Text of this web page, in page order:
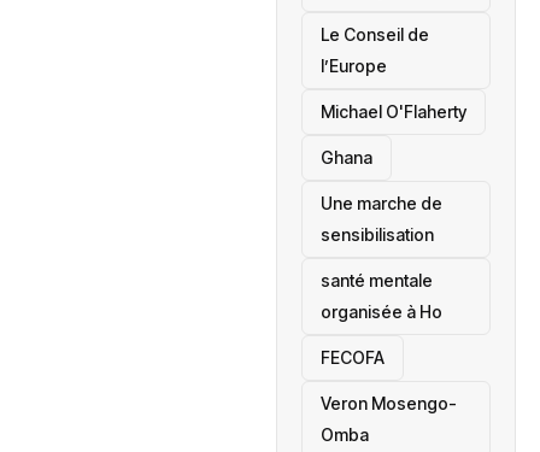
‎Le Conseil de
l’Europe
Michael O'Flaherty
‎Ghana
Une marche de
sensibilisation
santé mentale
organisée à Ho
‎FECOFA
Veron Mosengo-
Omba